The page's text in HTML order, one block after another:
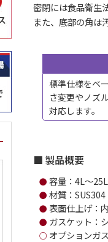
密閉には食品衛生
また、底部の角は
標準仕様をベ
さ変更やノズ
対応します。
製品概要
● 容量：4L～25L
● 材質：SUS304
● 表面仕上げ：
● ガスケット：
○ オプションガ